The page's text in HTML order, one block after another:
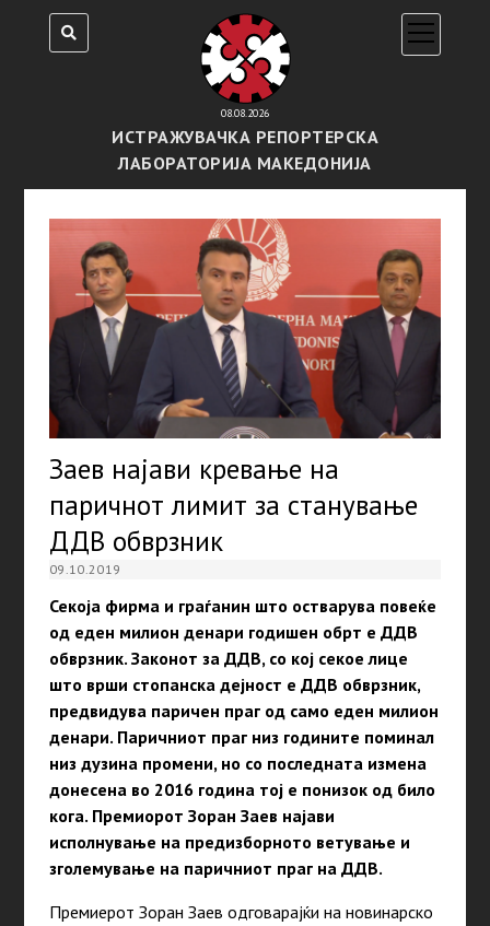
08.08.2026
ИСТРАЖУВАЧКА РЕПОРТЕРСКА
ЛАБОРАТОРИЈА МАКЕДОНИЈА
open
menu
Заев најави кревање на
паричнот лимит за станување
ДДВ обврзник
09.10.2019
Секоја фирма и граѓанин што остварува повеќе
од еден милион денари годишен обрт е ДДВ
обврзник. Законот за ДДВ, со кој секое лице
што врши стопанска дејност е ДДВ обврзник,
предвидува паричен праг од само еден милион
денари. Паричниот праг низ годините поминал
низ дузина промени, но со последната измена
донесена во 2016 година тој е понизок од било
кога. Премиорот Зоран Заев најави
исполнување на предизборното ветување и
зголемување на паричниот праг на ДДВ.
Премиерот Зоран Заев одговарајќи на новинарско